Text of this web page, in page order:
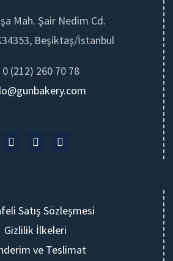
Mah. Şair Nedim Cd.
Beşiktaş/İstanbul
0 (212) 260 70 78
Satış Sözleşmesi
Gizlilik İlkeleri
ve Teslimat